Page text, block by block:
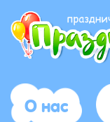
О нас